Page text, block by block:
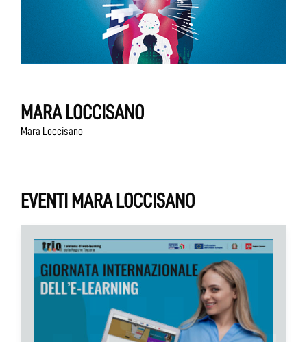
MARA LOCCISANO
Mara Loccisano
EVENTI MARA LOCCISANO